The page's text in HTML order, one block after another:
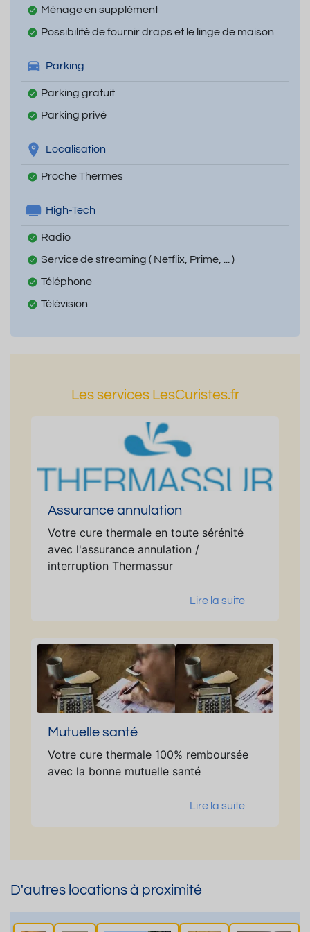
Ménage en supplément
Possibilité de fournir draps et le linge de maison
Parking
Parking gratuit
Parking privé
Localisation
Proche Thermes
High-Tech
Radio
Service de streaming ( Netflix, Prime, ... )
Téléphone
Télévision
Les services LesCuristes.fr
Assurance annulation
Votre cure thermale en toute sérénité
avec l'assurance annulation /
interruption Thermassur
Lire la suite
Mutuelle santé
Votre cure thermale 100% remboursée
avec la bonne mutuelle santé
Lire la suite
D'autres locations à proximité